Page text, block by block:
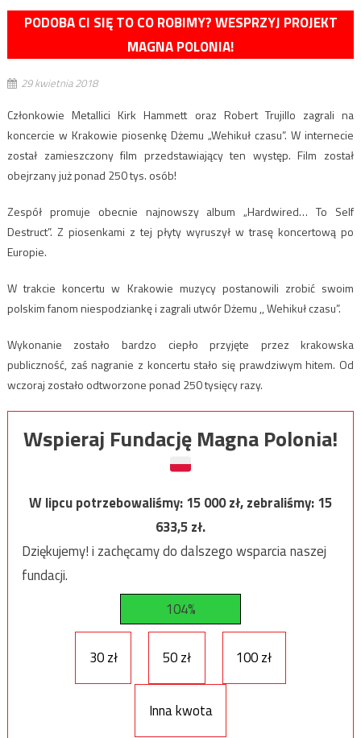
PODOBA CI SIĘ TO CO ROBIMY? WESPRZYJ PROJEKT
MAGNA POLONIA!
29 kwietnia 2018
Członkowie Metallici Kirk Hammett oraz Robert Trujillo zagrali na
koncercie w Krakowie piosenkę Dżemu „Wehikuł czasu”. W internecie
został zamieszczony film przedstawiający ten występ. Film został
obejrzany już ponad 250 tys. osób!
Zespół promuje obecnie najnowszy album „Hardwired… To Self
Destruct”. Z piosenkami z tej płyty wyruszył w trasę koncertową po
Europie.
W trakcie koncertu w Krakowie muzycy postanowili zrobić swoim
polskim fanom niespodziankę i zagrali utwór Dżemu ,, Wehikuł czasu”.
Wykonanie zostało bardzo ciepło przyjęte przez krakowska
publiczność, zaś nagranie z koncertu stało się prawdziwym hitem. Od
wczoraj zostało odtworzone ponad 250 tysięcy razy.
Wspieraj Fundację Magna Polonia!
W lipcu potrzebowaliśmy:15 000zł, zebraliśmy:15
633,5zł.
Dziękujemy! i zachęcamy do dalszego wsparcia naszej
fundacji.
104%
30 zł 50 zł 100 zł
Inna kwota